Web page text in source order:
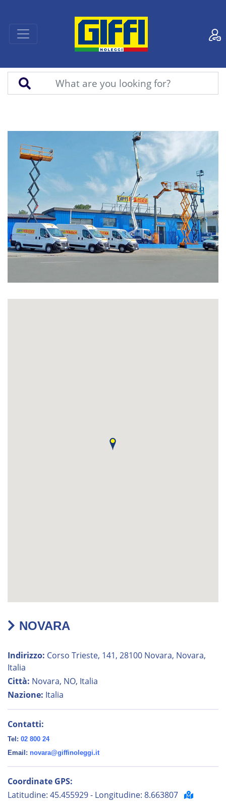
NOVARA
Indirizzo: Corso Trieste, 141, 28100 Novara, Novara,
Italia
Città: Novara, NO, Italia
Nazione: Italia
Contatti:
Tel: 02 800 24
Email: novara@giffinoleggi.it
Coordinate GPS:
Latitudine: 45.455929 - Longitudine: 8.663807